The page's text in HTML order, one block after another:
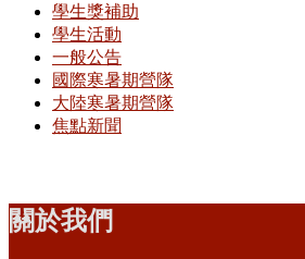
學生獎補助
學生活動
一般公告
國際寒暑期營隊
大陸寒暑期營隊
焦點新聞
關於我們